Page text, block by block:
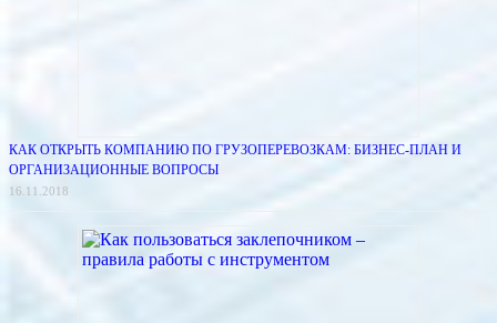
КАК ОТКРЫТЬ КОМПАНИЮ ПО ГРУЗОПЕРЕВОЗКАМ: БИЗНЕС-ПЛАН И
ОРГАНИЗАЦИОННЫЕ ВОПРОСЫ
16.11.2018